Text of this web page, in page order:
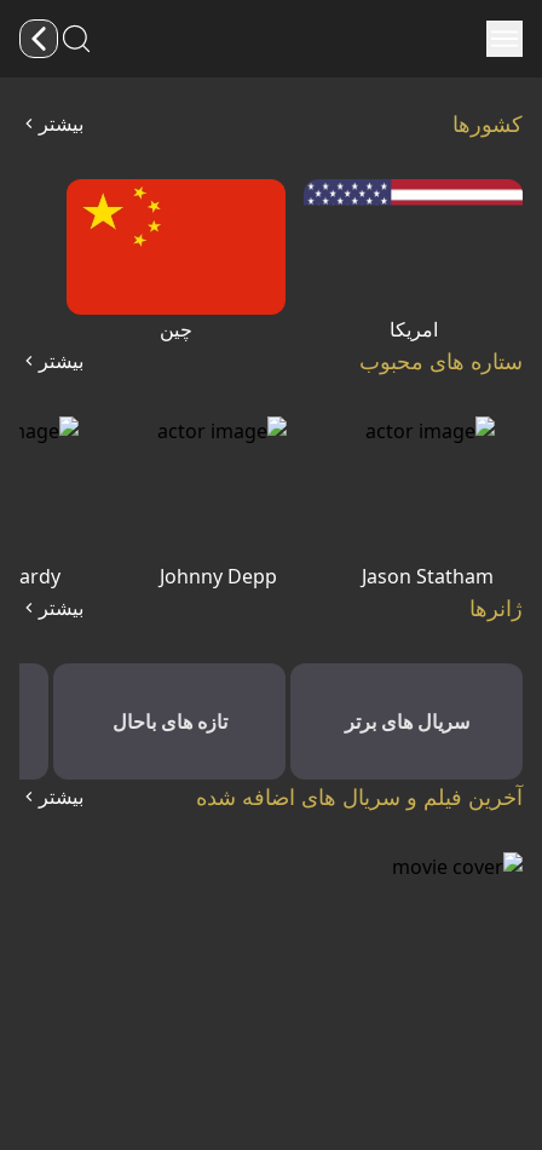
کشورها بیشتر
امریکا چین
ستاره های محبوب بیشتر
Jason Statham
Johnny Depp
Hardy
ژانرها بیشتر
سریال های برتر تازه های باحال
آخرین فیلم و سریال های اضافه شده بیشتر